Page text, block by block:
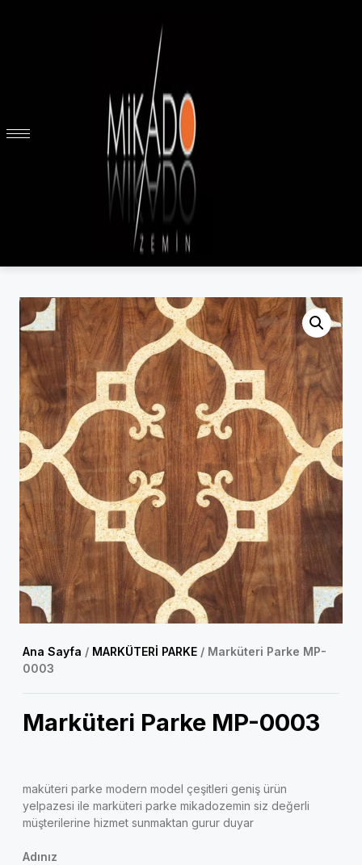
Ana Sayfa / MARKÜTERİ PARKE / Marküteri Parke MP-
0003
Marküteri Parke MP-0003
maküteri parke modern model çeşitleri geniş ürün
yelpazesi ile marküteri parke mikadozemin siz değerli
müşterilerine hizmet sunmaktan gurur duyar
Adınız